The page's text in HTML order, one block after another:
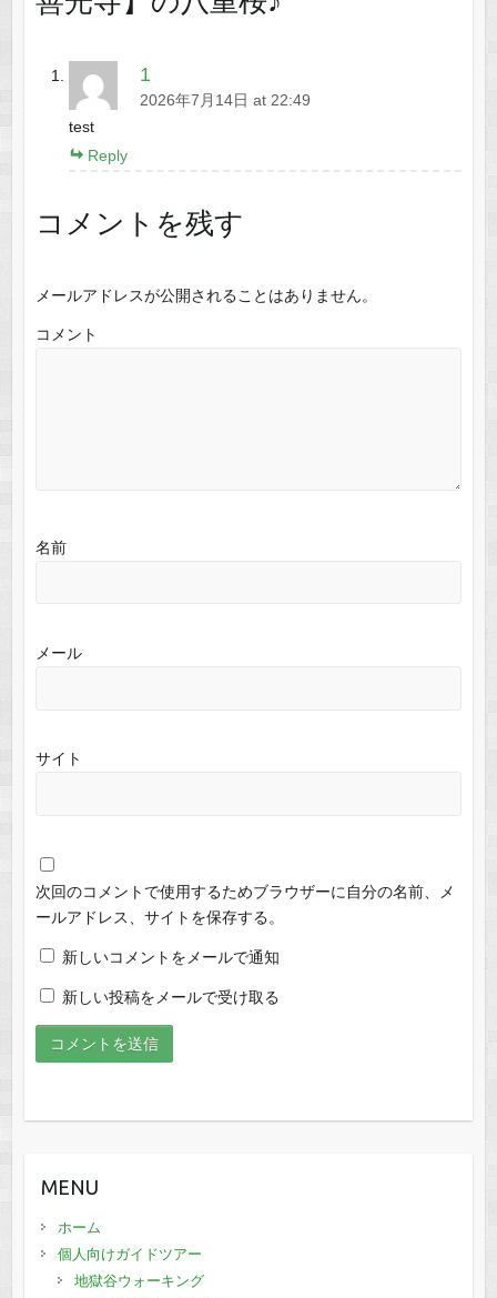
1
2026年7月14日 at 22:49
test
Reply
コメントを残す
メールアドレスが公開されることはありません。
コメント
名前
メール
サイト
次回のコメントで使用するためブラウザーに自分の名前、メ
ールアドレス、サイトを保存する。
新しいコメントをメールで通知
新しい投稿をメールで受け取る
MENU
ホーム
個人向けガイドツアー
地獄谷ウォーキング